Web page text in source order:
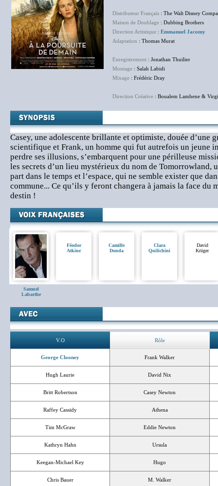
Distributeur Français : The Walt Disney
Maison de Doublage : Dubbing Brothers
Direction Artistique : Emmanuel Jacomy
Adaptation : Thomas Murat
Enregistrement : Jonathan Thuilier
Montage : Salah Labidi
Mixage : Frédéric Dray
Direction Créative : Boualem Lamhene &
Casey, une adolescente brillante et optimiste, douée d’une
scientifique et Frank, un homme qui fut autrefois un jeune
perdre ses illusions, s’embarquent pour une périlleuse
les secrets d’un lieu mystérieux du nom de Tomorrowland,
part dans le temps et l’espace, qui ne semble exister que
commune... Ce qu’ils y feront changera à jamais la face
destin !
Samuel
Labarthe
Féodor
Atkine
Camille
Donda
Clara
Quilichini
David
Krüger
V.O Rôle
George Clooney Frank Walker
Hugh Laurie David Nix
Britt Robertson Casey Newton
Raffey Cassidy Athena
Tim McGraw Eddie Newton
Kathryn Hahn Ursula
Keegan-Michael Key Hugo
Chris Bauer M. Walker